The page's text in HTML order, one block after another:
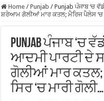
Home / Punjab / Punjab ਪੰਜਾਬ ‘ਚ
ਸ਼ਰੇਆਮ ਗੋਲੀਆਂ ਮਾਰ ਕਤਲ; ਮੈਰਿਜ ਪੈਲੇਸ ‘ਚ
Punjab ਪੰਜਾਬ ‘ਚ
ਆਦਮੀ ਪਾਰਟੀ ਦੇ
ਗੋਲੀਆਂ ਮਾਰ ਕਤਲ;
ਸਿਰ ‘ਚ ਮਾਰੀ ਗੋਲੀ…